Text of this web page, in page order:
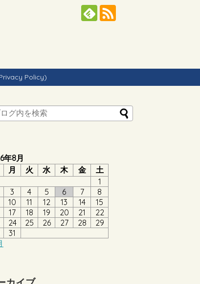
Policy)
年8月
月 火 水 木 金
土
1
3 4 5 6 7
8
10 11 12 13 14
15
17 18 19 20 21
22
24 25 26 27 28
29
31